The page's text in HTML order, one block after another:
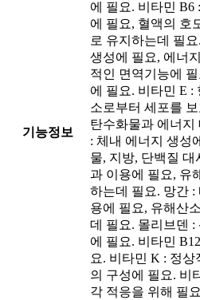
기능정보
에 필요. 비타민 B6
에 필요, 혈액의 호
로 유지하는데 필
생성에 필요, 에너
적인 면역기능에
에 필요. 비타민 E :
소로부터 세포를
탄수화물과 에너지
: 체내 에너지 생성
물, 지방, 단백질
과 이용에 필요, 유
하는데 필요. 망간 :
용에 필요, 유해산
데 필요. 몰리브덴 :
에 필요. 비타민
요. 비타민 K : 정상
의 구성에 필요. 비
각 적응을 위해 필